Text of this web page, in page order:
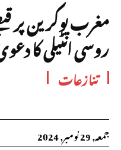
مغرب یوکرین پر
روسی انٹیلی کا
تنازعات
جمعہ, 29 نومبر, 2024